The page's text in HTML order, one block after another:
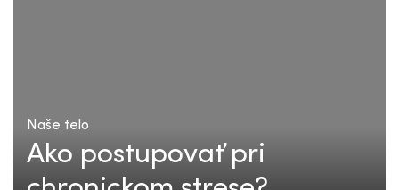
Naše telo
Ako postupovať pri